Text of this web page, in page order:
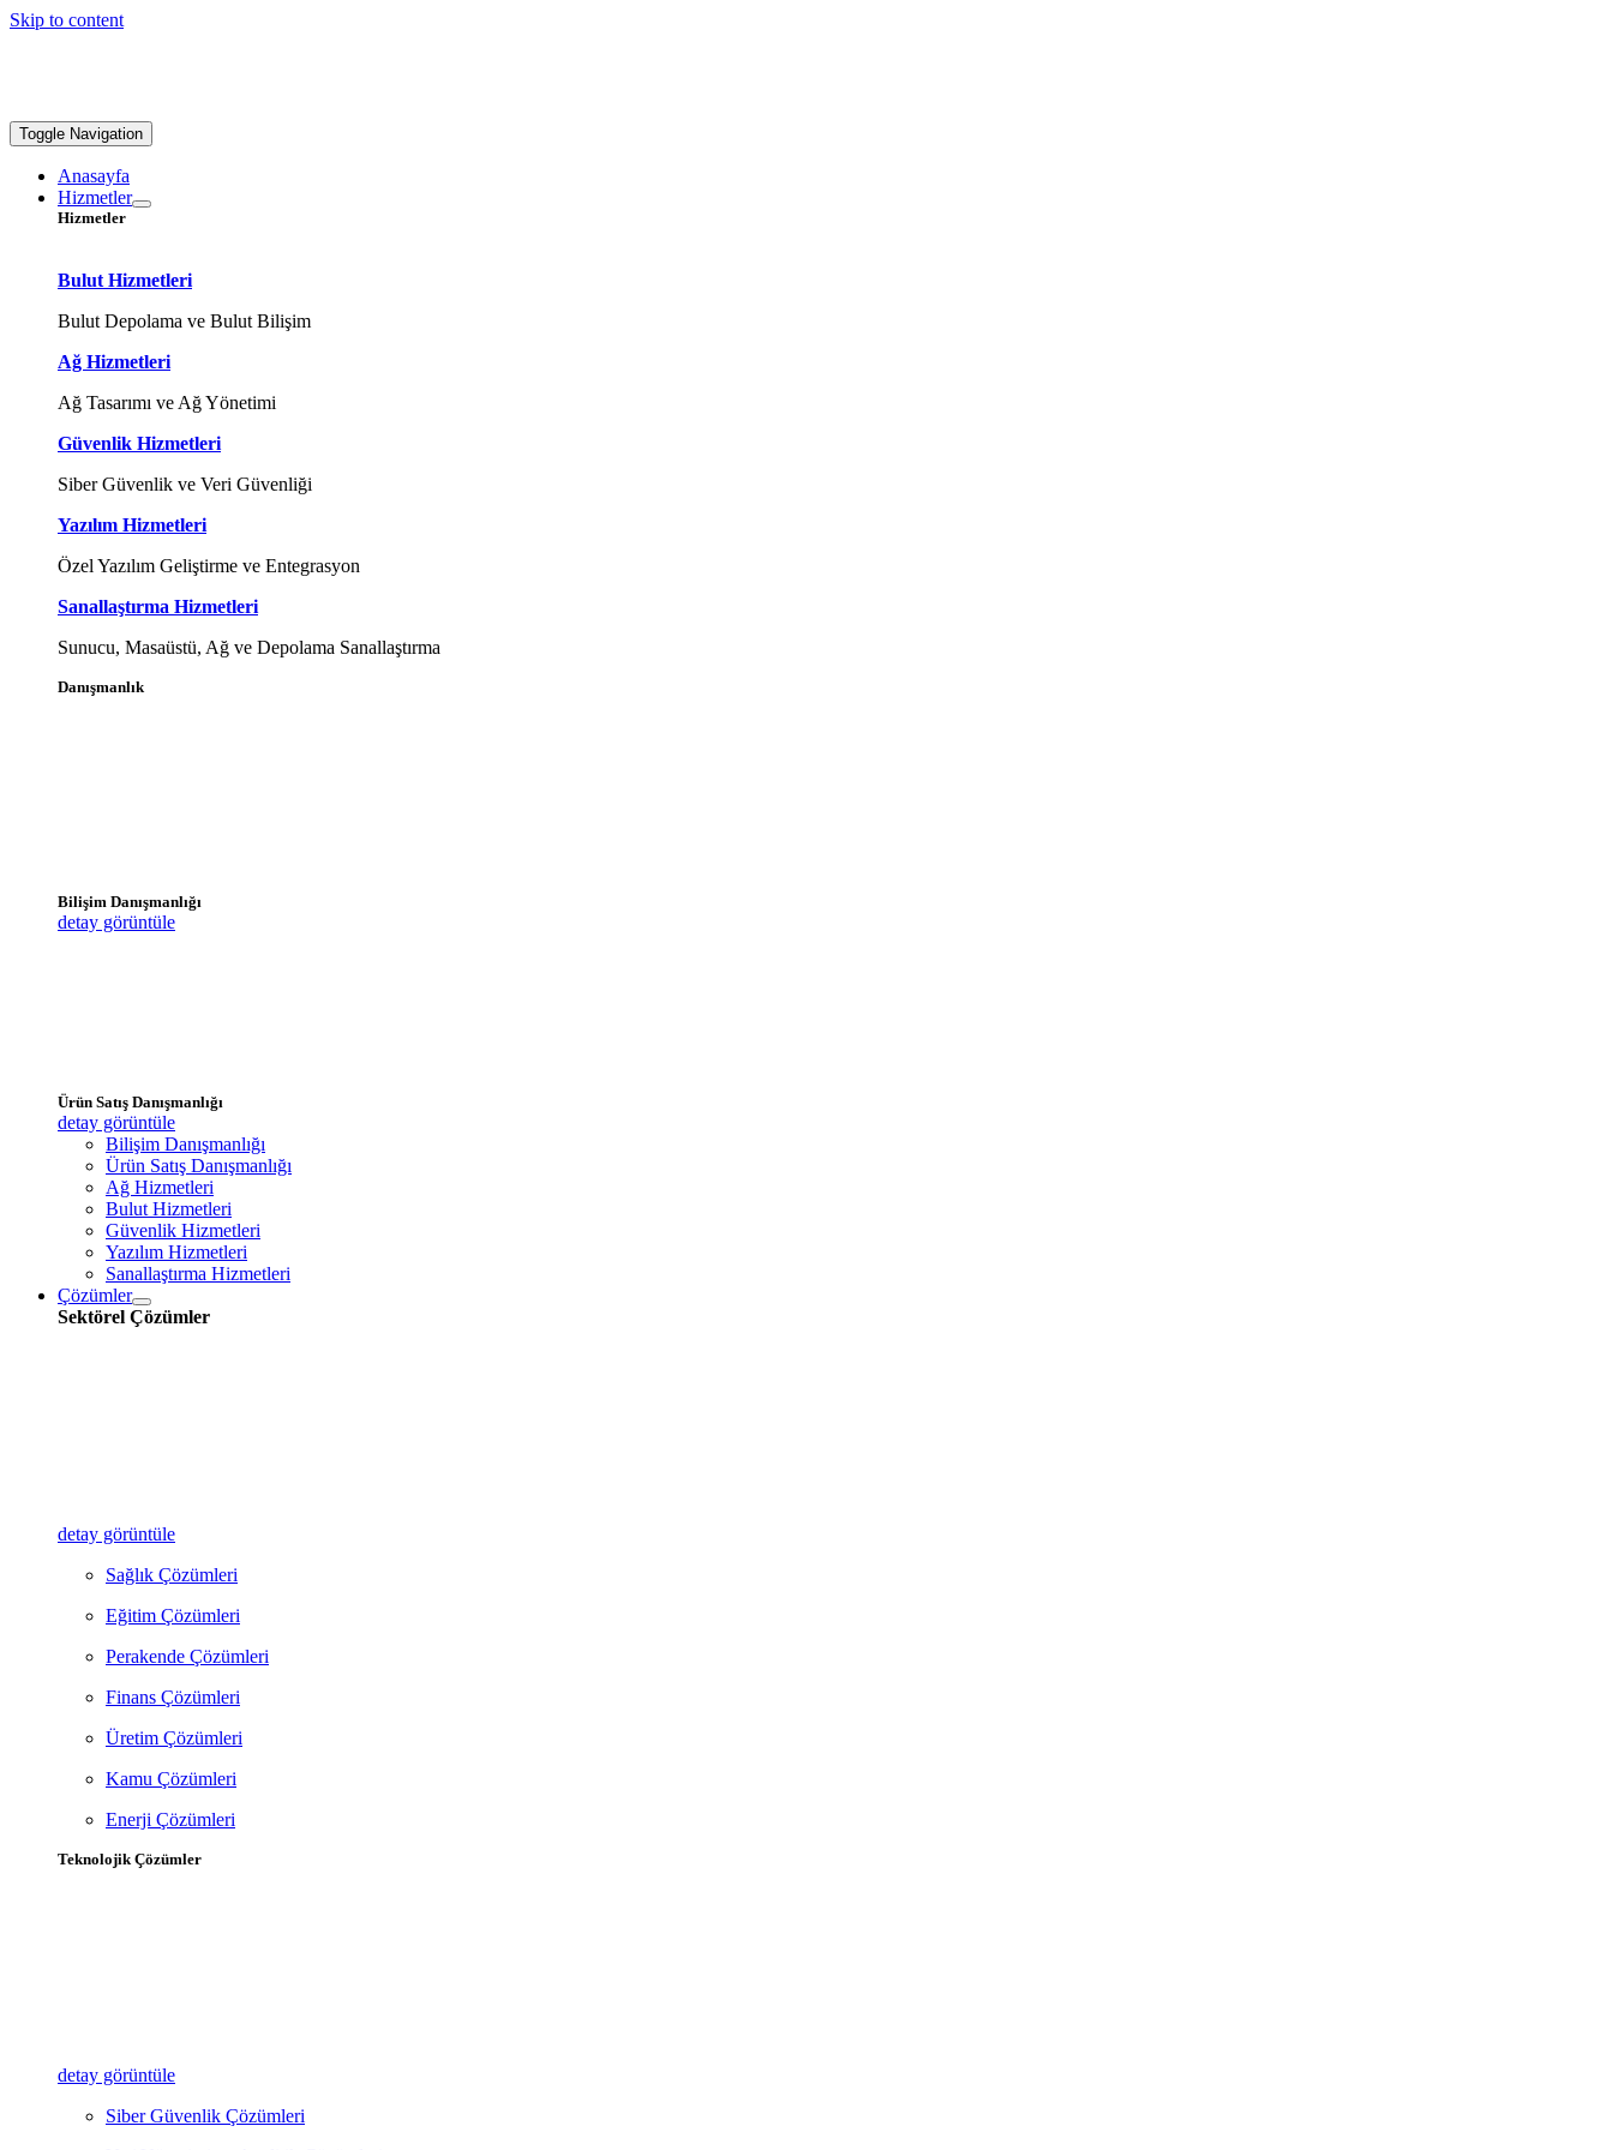
Skip to content
Toggle Navigation
Anasayfa
Hizmetler
Hizmetler
Bulut Hizmetleri
Bulut Depolama ve Bulut Bilişim
Ağ Hizmetleri
Ağ Tasarımı ve Ağ Yönetimi
Güvenlik Hizmetleri
Siber Güvenlik ve Veri Güvenliği
Yazılım Hizmetleri
Özel Yazılım Geliştirme ve Entegrasyon
Sanallaştırma Hizmetleri
Sunucu, Masaüstü, Ağ ve Depolama Sanallaştırma
Danışmanlık
Bilişim Danışmanlığı
detay görüntüle
Ürün Satış Danışmanlığı
detay görüntüle
Bilişim Danışmanlığı
Ürün Satış Danışmanlığı
Ağ Hizmetleri
Bulut Hizmetleri
Güvenlik Hizmetleri
Yazılım Hizmetleri
Sanallaştırma Hizmetleri
Çözümler
Sektörel Çözümler
detay görüntüle
Sağlık Çözümleri
Eğitim Çözümleri
Perakende Çözümleri
Finans Çözümleri
Üretim Çözümleri
Kamu Çözümleri
Enerji Çözümleri
Teknolojik Çözümler
detay görüntüle
Siber Güvenlik Çözümleri